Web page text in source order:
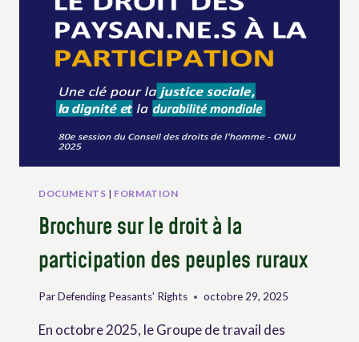
PODCAST
RENDANT
LA
RECHERCHE
LES
DROITS
PAYSAN.NE.S
DOCUMENTS | FORMATION
Brochure sur le droit à la
participation des peuples ruraux
ParDefending Peasants' Rights octobre 29, 2025
En octobre 2025, le Groupe de travail des